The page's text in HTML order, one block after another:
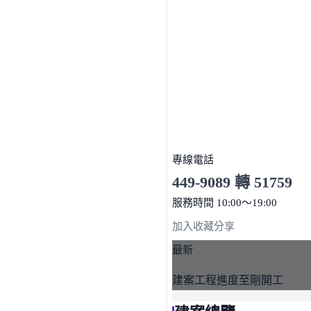
專線電話
449-9089 轉 51759
服務時間 10:00～19:00
加入收藏分享
最新
建案工程進度至剛開工